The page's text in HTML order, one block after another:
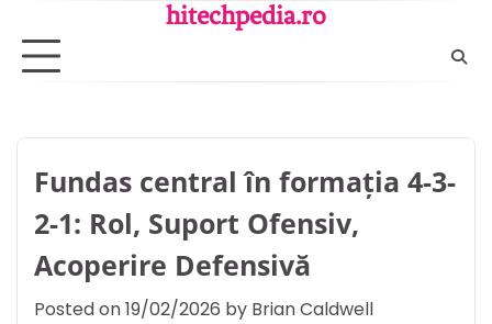
content
hitechpedia.ro
Fundas central în formația 4-3-
2-1: Rol, Suport Ofensiv,
Acoperire Defensivă
Posted on19/02/2026 by Brian Caldwell